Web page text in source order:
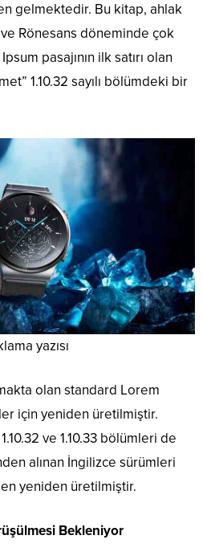
gelmektedir. Bu kitap, ahlak
Rönesans döneminde çok
pasajının ilk satırı olan
1.10.32 sayılı bölümdeki bir
yazısı
olan standard Lorem
için yeniden üretilmiştir.
ve 1.10.33 bölümleri de
alınan İngilizce sürümleri
yeniden üretilmiştir.
Bekleniyor